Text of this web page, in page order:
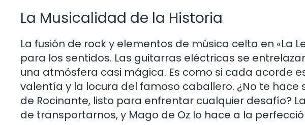
La Musicalidad de la Historia
La fusión de rock y elementos de música celta en «La
para los sentidos. Las guitarras eléctricas se
una atmósfera casi mágica. Es como si cada acorde
valentía y la locura del famoso caballero. ¿No te
de Rocinante, listo para enfrentar cualquier desafío?
de transportarnos, y Mago de Oz lo hace a la